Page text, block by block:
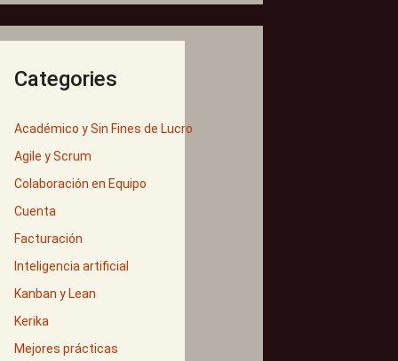
Categories
Académico y Sin Fines de Lucro
Agile y Scrum
Colaboración en Equipo
Cuenta
Facturación
Inteligencia artificial
Kanban y Lean
Kerika
Mejores prácticas